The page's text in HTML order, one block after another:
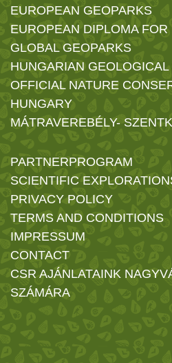
EUROPEAN GEOPARKS
EUROPEAN DIPLOMA
GLOBAL GEOPARKS
HUNGARIAN
OFFICIAL NATURE
HUNGARY
MÁTRAVEREBÉLY-
PARTNERPROGRAM
SCIENTIFIC
PRIVACY POLICY
TERMS AND CONDITIONS
IMPRESSUM
CONTACT
CSR AJÁNLATAINK
SZÁMÁRA